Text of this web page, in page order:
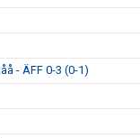
- ÄFF 0-3 (0-1)